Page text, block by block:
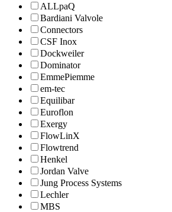
ALLpaQ
Bardiani Valvole
Connectors
CSF Inox
Dockweiler
Dominator
EmmePiemme
em-tec
Equilibar
Euroflon
Exergy
FlowLinX
Flowtrend
Henkel
Jordan Valve
Jung Process Systems
Lechler
MBS